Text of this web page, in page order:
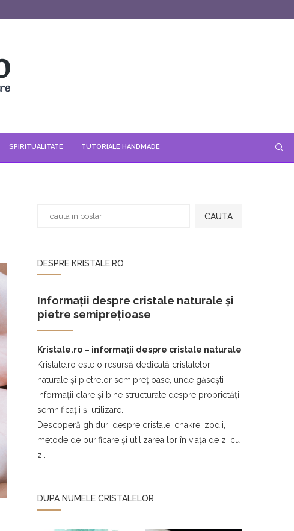
SPIRITUALITATE TUTORIALE HANDMADE
CAUTA
DESPRE KRISTALE.RO
Informații despre cristale naturale și
pietre semiprețioase
Kristale.ro – informații despre cristale naturale
Kristale.ro este o resursă dedicată cristalelor
naturale și pietrelor semiprețioase, unde găsești
informații clare și bine structurate despre proprietăți,
semnificații și utilizare.
Descoperă ghiduri despre cristale, chakre, zodii,
metode de purificare și utilizarea lor în viața de zi cu
zi.
DUPA NUMELE CRISTALELOR